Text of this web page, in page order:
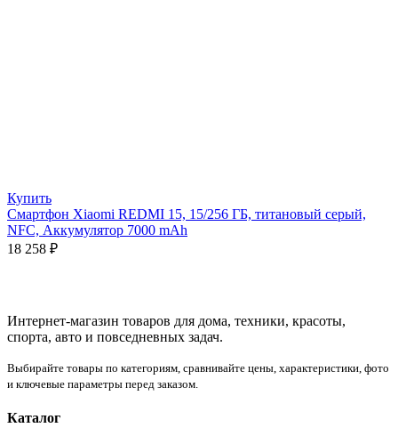
Купить
Смартфон Xiaomi REDMI 15, 15/256 ГБ, титановый серый,
NFC, Аккумулятор 7000 mAh
18 258 ₽
Интернет-магазин товаров для дома, техники, красоты,
спорта, авто и повседневных задач.
Выбирайте товары по категориям, сравнивайте цены, характеристики, фото
и ключевые параметры перед заказом.
Каталог